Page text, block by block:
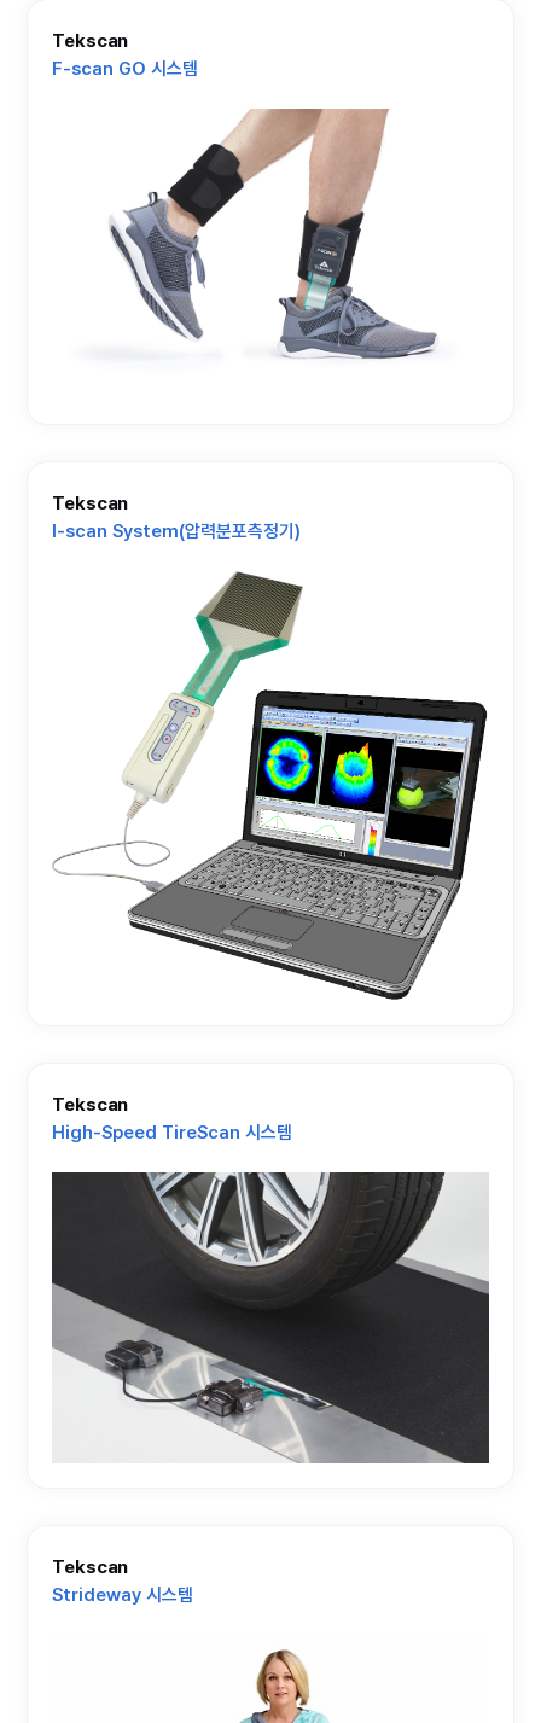
Tekscan
F-scan GO 시스템
Tekscan
I-scan System(압력분포측정기)
Tekscan
High-Speed TireScan 시스템
Tekscan
Strideway 시스템